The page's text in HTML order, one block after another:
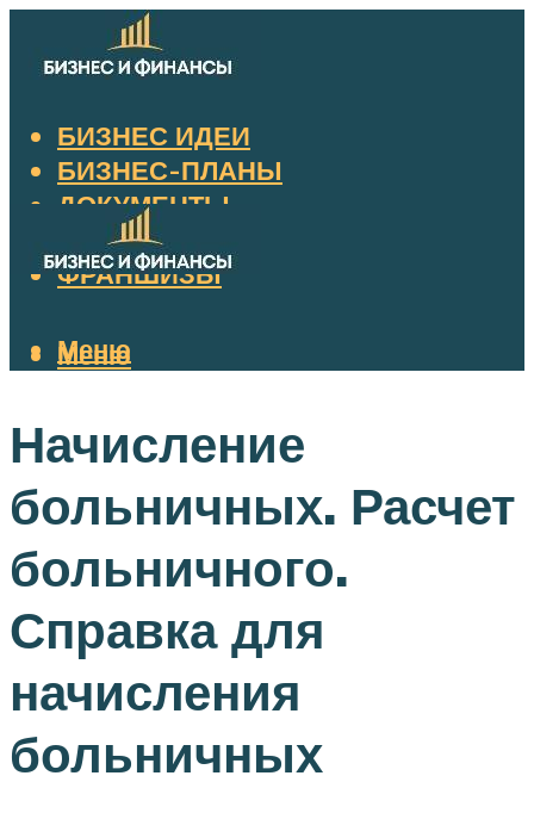
БИЗНЕС ИДЕИ
БИЗНЕС-ПЛАНЫ
ДОКУМЕНТЫ
НАЛОГИ
ФРАНШИЗЫ
Меню
Меню
Начисление
больничных. Расчет
больничного.
Справка для
начисления
больничных